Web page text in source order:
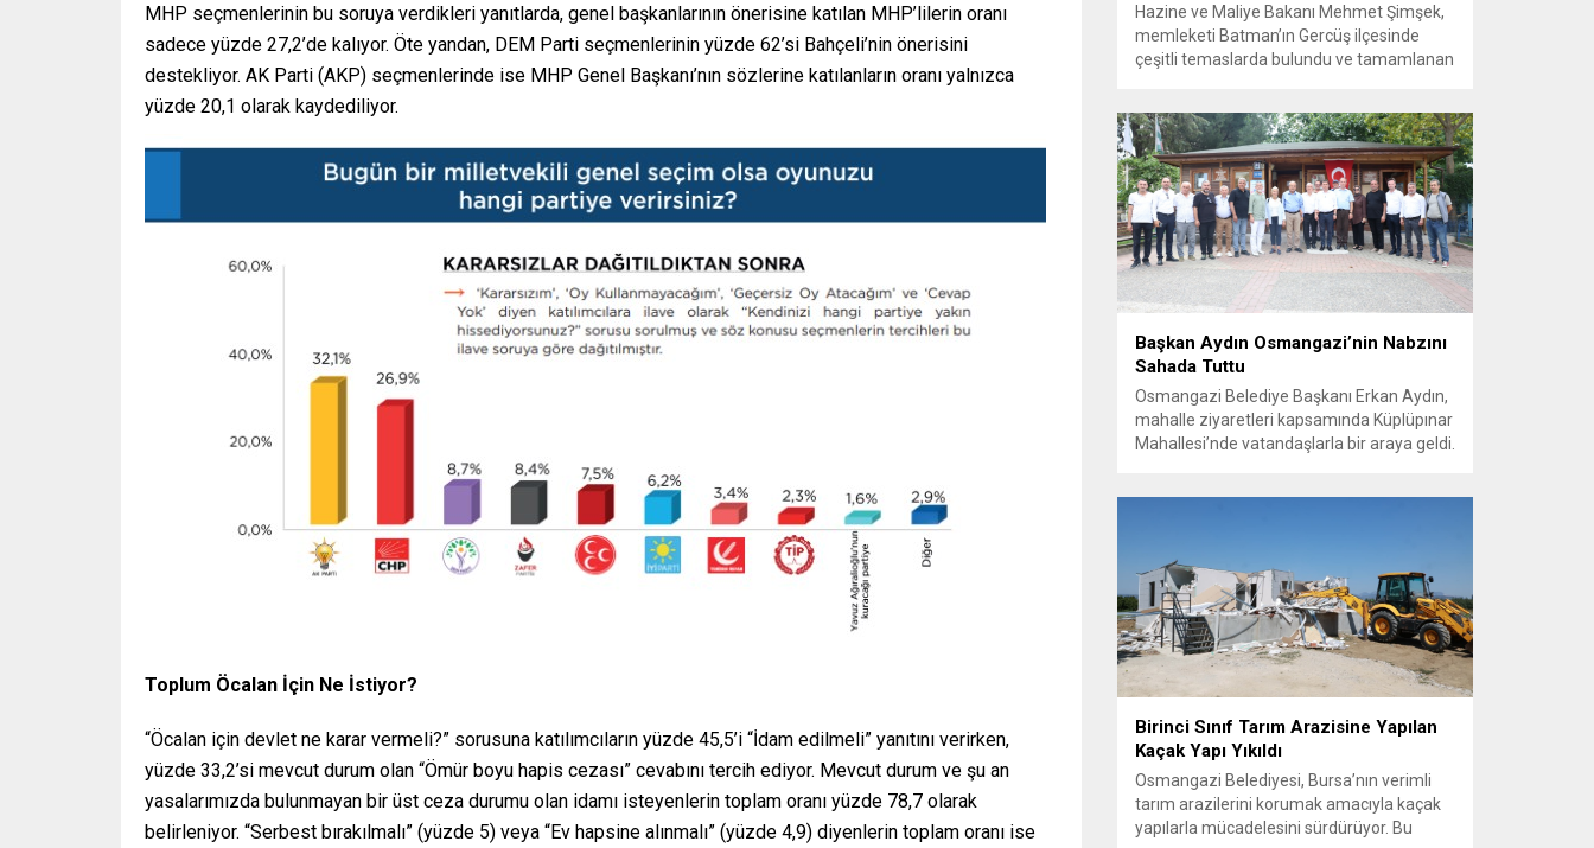
MHP seçmenlerinin bu soruya verdikleri yanıtlarda, genel başkanlarının önerisine katılan MHP’lilerin oranı
sadece yüzde 27,2’de kalıyor. Öte yandan, DEM Parti seçmenlerinin yüzde 62’si Bahçeli’nin önerisini
destekliyor. AK Parti (AKP) seçmenlerinde ise MHP Genel Başkanı’nın sözlerine katılanların oranı yalnızca
yüzde 20,1 olarak kaydediliyor.
Toplum Öcalan İçin Ne İstiyor?
“Öcalan için devlet ne karar vermeli?” sorusuna katılımcıların yüzde 45,5’i “İdam edilmeli” yanıtını verirken,
yüzde 33,2’si mevcut durum olan “Ömür boyu hapis cezası” cevabını tercih ediyor. Mevcut durum ve şu an
yasalarımızda bulunmayan bir üst ceza durumu olan idamı isteyenlerin toplam oranı yüzde 78,7 olarak
belirleniyor. “Serbest bırakılmalı” (yüzde 5) veya “Ev hapsine alınmalı” (yüzde 4,9) diyenlerin toplam oranı ise
Hazine ve Maliye Bakanı Mehmet Şimşek,
memleketi Batman’ın Gercüş ilçesinde
çeşitli temaslarda bulundu ve tamamlanan
esnada bir yaşlı kadının çocuklarının
işsizliğine dair yakınmasını dinledi. Kadının
dertlerini Kürtçe olarak doğrudan Bakan
Şimşek’e aktarması, orada bulunanların
ilgisini çekti. Şimşek ise samimi bir...
Başkan Aydın Osmangazi’nin Nabzını
Sahada Tuttu
Osmangazi Belediye Başkanı Erkan Aydın,
mahalle ziyaretleri kapsamında Küplüpınar
Mahallesi’nde vatandaşlarla bir araya geldi.
vatandaşlarla güçlü ve doğrudan iletişim
kurmaya öncelik veren Osmangazi
Belediye Başkanı Erkan Aydın, sosyal
belediyecilik...
Birinci Sınıf Tarım Arazisine Yapılan
Kaçak Yapı Yıkıldı
Osmangazi Belediyesi, Bursa’nın verimli
tarım arazilerini korumak amacıyla kaçak
yapılarla mücadelesini sürdürüyor. Bu